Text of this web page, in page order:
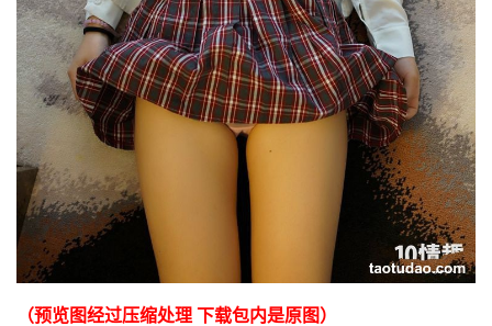
（预览图经过压缩处理 下载包内是原图）